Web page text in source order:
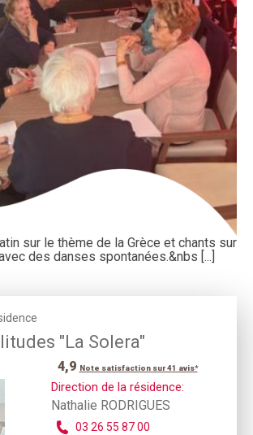
sur le thème de la Grèce et chants sur
des danses spontanées.&nbs [...]
"La Solera"
4,9 Note satisfaction sur 41 avis*
Direction de la résidence:
Nathalie RODRIGUES
03 26 55 87 00